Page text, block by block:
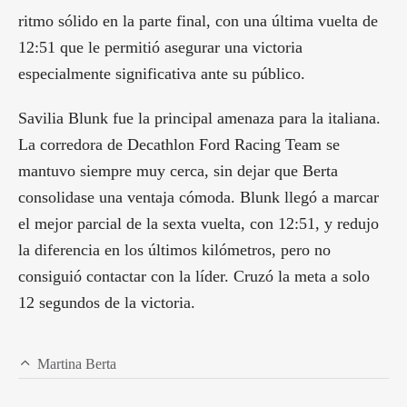
ritmo sólido en la parte final, con una última vuelta de
12:51 que le permitió asegurar una victoria
especialmente significativa ante su público.
Savilia Blunk fue la principal amenaza para la italiana.
La corredora de Decathlon Ford Racing Team se
mantuvo siempre muy cerca, sin dejar que Berta
consolidase una ventaja cómoda. Blunk llegó a marcar
el mejor parcial de la sexta vuelta, con 12:51, y redujo
la diferencia en los últimos kilómetros, pero no
consiguió contactar con la líder. Cruzó la meta a solo
12 segundos de la victoria.
Martina Berta